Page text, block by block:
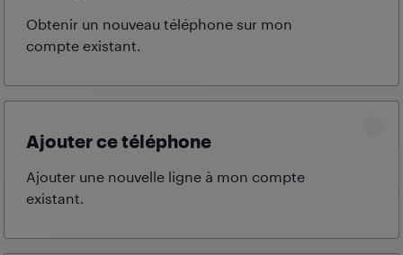
Obtenir un nouveau téléphone sur mon
compte existant.
Ajouter ce téléphone
Ajouter une nouvelle ligne à mon compte
existant.